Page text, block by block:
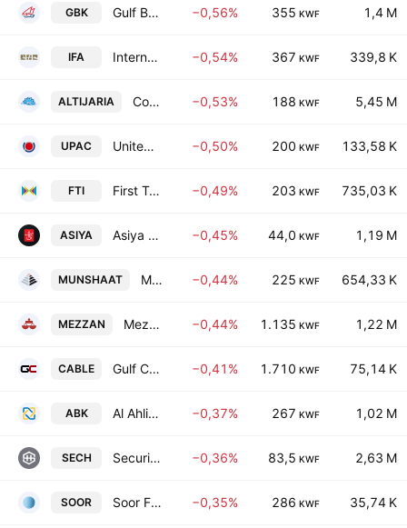
GBK Gulf Bank K.S.C. −0,56% 355 KWF 1,4 M
IFA International Financial Advisors Holding K.P.S.C. −0,54% 367 KWF 339,8 K
ALTIJARIA Commercial Real Estate Co. −0,53% 188 KWF 5,45 M
UPAC United Projects Company for Aviation Services KSCP −0,50% 200 KWF 133,58 K
FTI First Takaful Insurance Co. KSCC −0,49% 203 KWF 735,03 K
ASIYA Asiya Capital Investments Company (K.S.C.P) −0,45% 44,0 KWF 1,19 M
MUNSHAAT Munshaat Real Estate Projects Co. K.S.C.C. −0,44% 225 KWF 654,33 K
MEZZAN Mezzan Holding Company KSCC −0,44% 1.135 KWF 1,22 M
CABLE Gulf Cables and Electrical Industries Group Co.(K.S.C.P) −0,41% 1.710 KWF 75,14 K
ABK Al Ahli Bank Of Kuwait −0,37% 267 KWF 1,02 M
SECH Securities House (K.S.C) −0,36% 83,5 KWF 2,63 M
SOOR Soor Fuel Marketing Co. KSC −0,35% 286 KWF 35,74 K